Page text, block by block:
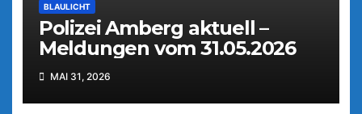
BLAULICHT
Polizei Amberg aktuell –
Meldungen vom 31.05.2026
MAI 31, 2026